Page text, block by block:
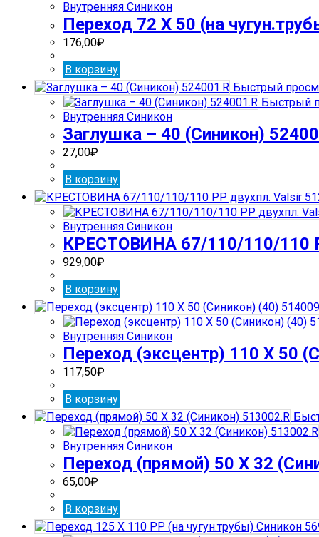
Внутренняя Синикон
Переход 72 Х 50 (на
176,00₽
В корзину
Быстрый
Быстрый
Внутренняя Синикон
Заглушка – 40 (Синикон)
27,00₽
В корзину
Внутренняя Синикон
КРЕСТОВИНА 67/110/110/110
929,00₽
В корзину
Внутренняя Синикон
Переход (эксцентр) 110 Х 50
117,50₽
В корзину
Внутренняя Синикон
Переход (прямой) 50 Х 32
65,00₽
В корзину